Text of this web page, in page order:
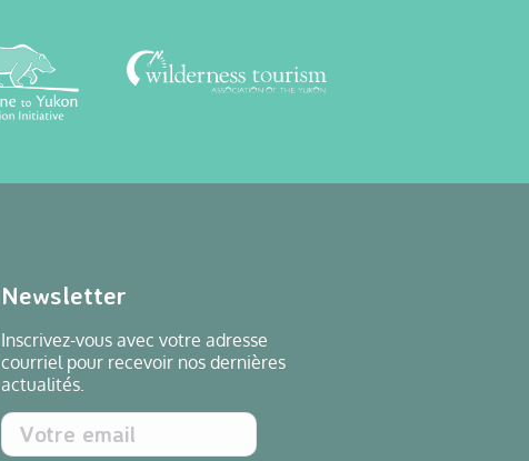
Newsletter
Inscrivez-vous avec votre adresse
courriel pour recevoir nos dernières
actualités.